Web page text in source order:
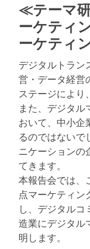
≪テーマ
ーケティ
ーケティ
デジタルトラン
営・データ経営
ステージにより
また、デジタル
おいて、中小企
るのではないで
ニケーションの
てきます。
本報告会では、
点マーケティン
し、デジタルコ
造業にデジタル
明します。